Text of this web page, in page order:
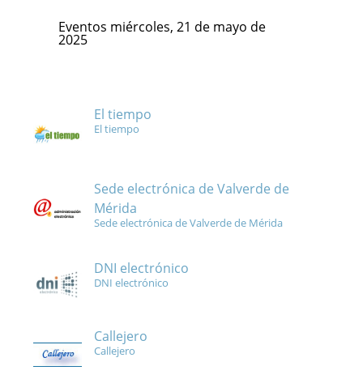
Eventos miércoles, 21 de mayo de
2025
El tiempo
El tiempo
Sede electrónica de Valverde de
Mérida
Sede electrónica de Valverde de Mérida
DNI electrónico
DNI electrónico
Callejero
Callejero